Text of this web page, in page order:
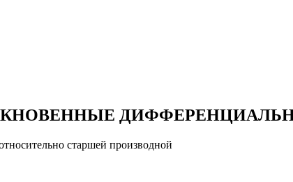
ОБЫКНОВЕННЫЕ
старшей производной